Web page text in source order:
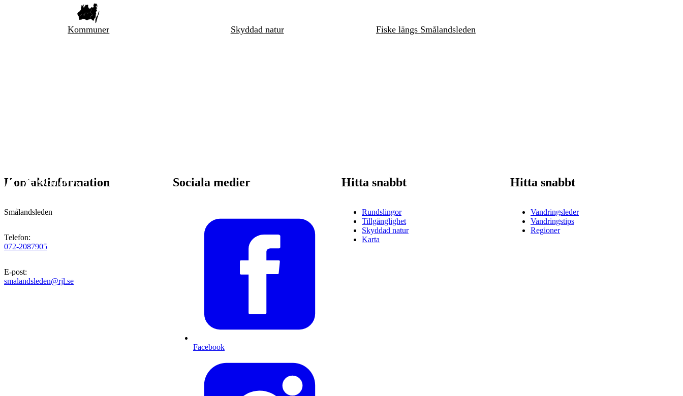
Kommuner Skyddad natur Fiske längs Smålandsleden
Kontaktinformation
Smålandsleden
Telefon:
072-2087905
E-post:
smalandsleden@rjl.se
Sociala medier
Facebook
Hitta snabbt
Rundslingor
Tillgänglighet
Skyddad natur
Karta
Hitta snabbt
Vandringsleder
Vandringstips
Regioner